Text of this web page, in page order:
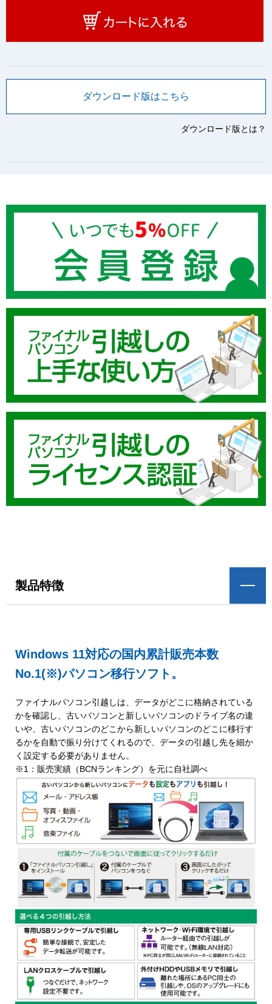
ダウンロード版はこちら
ダウンロード版とは？
製品特徴
Windows 11対応の国内累計販売本数
No.1(※)パソコン移行ソフト。
ファイナルパソコン引越しは、データがどこに格納されている
かを確認し、古いパソコンと新しいパソコンのドライブ名の違
いや、古いパソコンのどこから新しいパソコンのどこに移行す
るかを自動で振り分けてくれるので、データの引越し先を細か
く設定する必要がありません。
※1：販売実績（BCNランキング）を元に自社調べ